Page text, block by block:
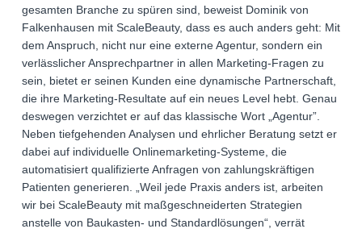
gesamten Branche zu spüren sind, beweist Dominik von
Falkenhausen mit ScaleBeauty, dass es auch anders geht: Mit
dem Anspruch, nicht nur eine externe Agentur, sondern ein
verlässlicher Ansprechpartner in allen Marketing-Fragen zu
sein, bietet er seinen Kunden eine dynamische Partnerschaft,
die ihre Marketing-Resultate auf ein neues Level hebt. Genau
deswegen verzichtet er auf das klassische Wort „Agentur”.
Neben tiefgehenden Analysen und ehrlicher Beratung setzt er
dabei auf individuelle Onlinemarketing-Systeme, die
automatisiert qualifizierte Anfragen von zahlungskräftigen
Patienten generieren. „Weil jede Praxis anders ist, arbeiten
wir bei ScaleBeauty mit maßgeschneiderten Strategien
anstelle von Baukasten- und Standardlösungen“, verrät